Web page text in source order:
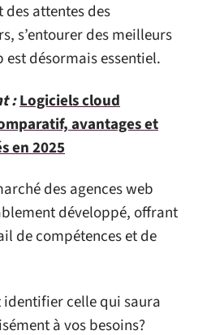
attentes des
s’entourer des meilleurs
est désormais essentiel.
:Logiciels cloud
avantages et
en 2025
des agences web
développé, offrant
de compétences et de
celle qui saura
à vos besoins?